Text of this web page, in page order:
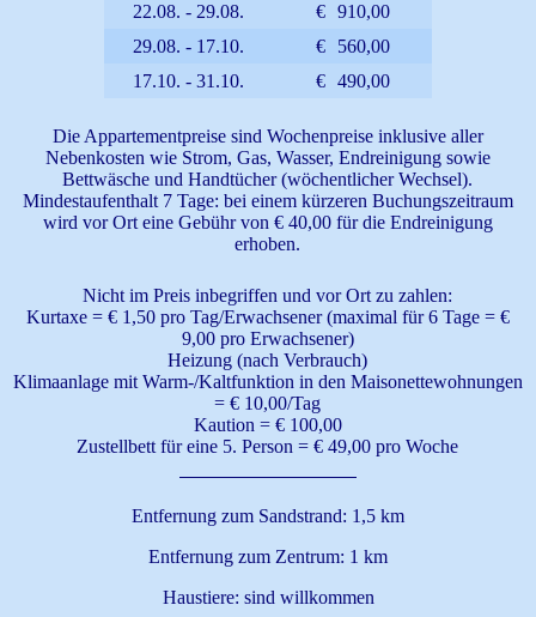
22.08. - 29.08.
€ 910,00
29.08. - 17.10.
€
560,00
17.10. - 31.10.
€ 490,00
Die Appartementpreise sind Wochenpreise inklusive aller
Nebenkosten wie Strom, Gas, Wasser, Endreinigung sowie
Bettwäsche und Handtücher (wöchentlicher Wechsel).
Mindestaufenthalt 7 Tage: bei einem kürzeren Buchungszeitraum
wird vor Ort eine Gebühr von € 40,00 für die Endreinigung
erhoben.
Nicht im Preis inbegriffen und vor Ort zu zahlen:
Kurtaxe = € 1,50 pro Tag/Erwachsener (maximal für 6 Tage = €
9,00 pro Erwachsener)
Heizung (nach Verbrauch)
Klimaanlage mit Warm-/Kaltfunktion in den Maisonettewohnungen
= € 10,00/Tag
Kaution = € 100,00
Zustellbett für eine 5. Person = € 49,00 pro Woche
Entfernung zum Sandstrand: 1,5 km
Entfernung zum Zentrum: 1 km
Haustiere: sind willkommen